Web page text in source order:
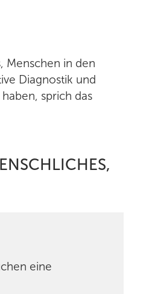
Menschen in den
Diagnostik und
sprich das
eine